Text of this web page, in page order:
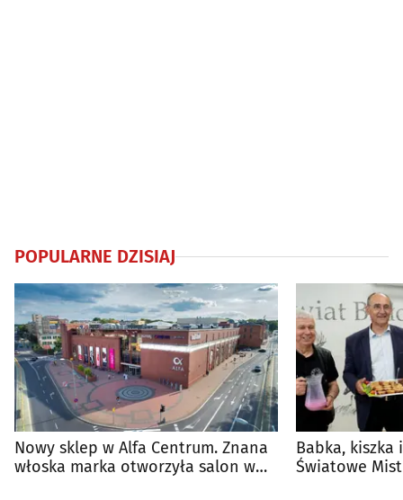
POPULARNE DZISIAJ
Nowy sklep w Alfa Centrum. Znana
włoska marka otworzyła salon w
Babka, kiszka
Światowe